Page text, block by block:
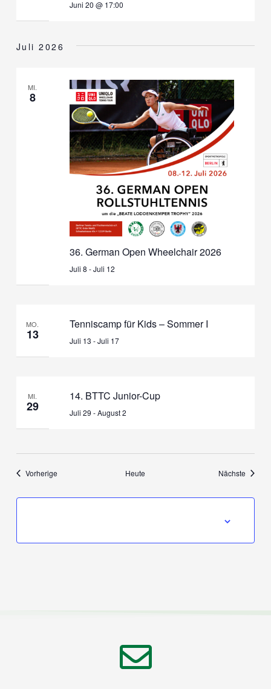
Juni 20 @ 17:00
Juli 2026
MI.
8
36. German Open Wheelchair 2026
Juli 8 -Juli 12
MO.
13
Tenniscamp für Kids – Sommer I
Juli 13 -Juli 17
MI.
29
14. BTTC Junior-Cup
Juli 29 -August 2
VorherigeVeranstaltungen Heute Nächste